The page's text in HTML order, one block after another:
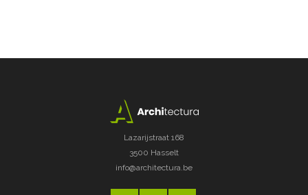
Lazarijstraat 168
3500 Hasselt
info@architectura.be